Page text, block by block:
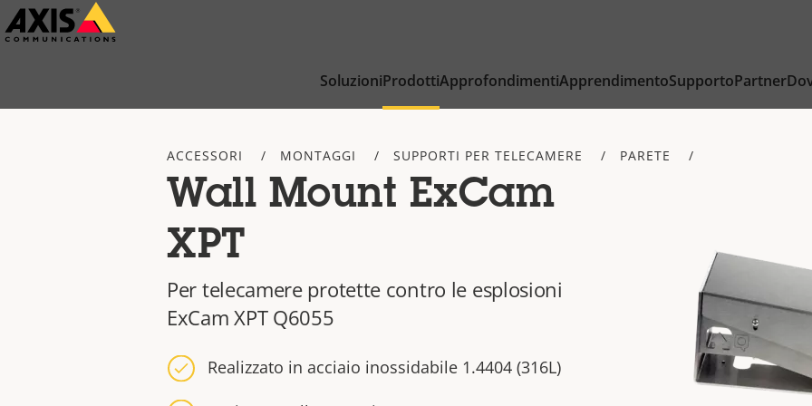
Salta
al
SoluzioniProdottiApprofondimentiApprendimentoSupportoPartner
ACCESSORI MONTAGGI SUPPORTI PER TELECAMERE PARETE
Wall Mount ExCam
XPT
Per telecamere protette contro le esplosioni
ExCam XPT Q6055
Realizzato in acciaio inossidabile 1.4404 (316L)